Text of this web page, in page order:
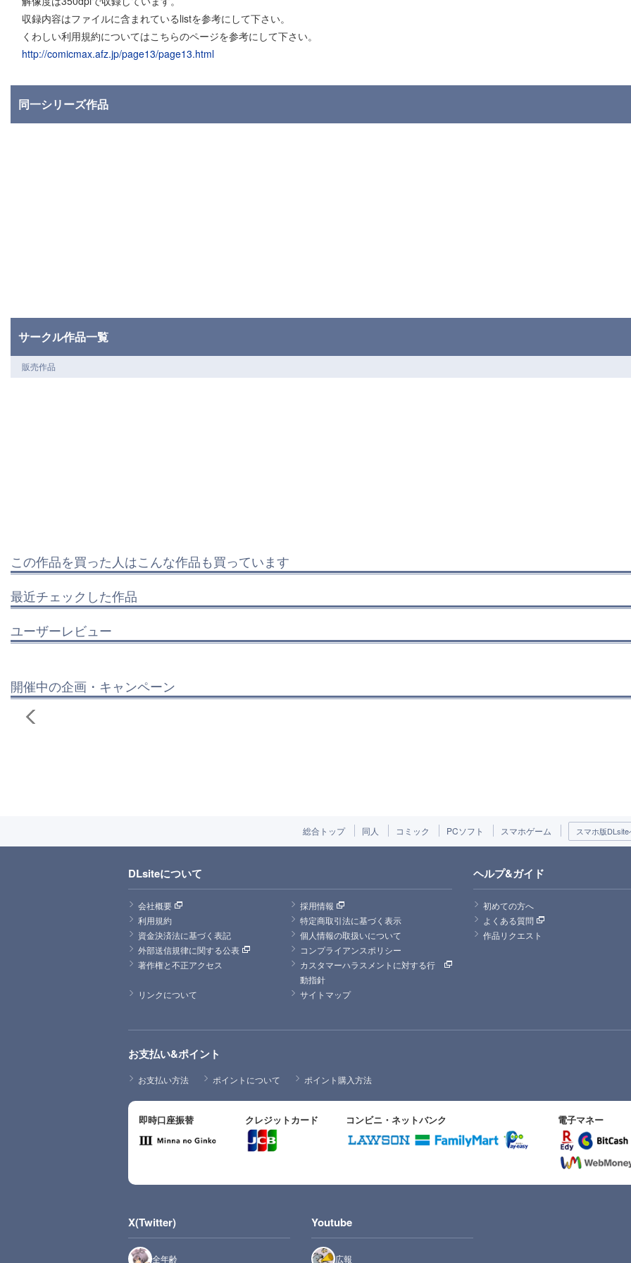
収録内容はファイルに含まれているlistを参考にして下さい。
くわしい利用規約についてはこちらのページを参考にして下さい。
http://comicmax.afz.jp/page13/page13.html
同一シリーズ作品
サークル作品一覧
販売作品
この作品を買った人はこんな作品も買っています
最近チェックした作品
ユーザーレビュー
開催中の企画・キャンペーン
総合トップ 同人 コミック PCソフト スマホゲーム スマホ版DLsite
DLsiteについて
会社概要
採用情報
利用規約
特定商取引法に基づく表示
資金決済法に基づく表記
個人情報の取扱いについて
外部送信規律に関する公表
コンプライアンスポリシー
著作権と不正アクセス
カスタマーハラスメントに対する行
動指針
リンクについて
サイトマップ
ヘルプ&ガイド
初めての方へ
よくある質問
作品リクエスト
お支払い&ポイント
お支払い方法 ポイントについて ポイント購入方法
即時口座振替 クレジットカード コンビニ・ネットバンク 電子マネー
X(Twitter)
全年齢
Youtube
広報